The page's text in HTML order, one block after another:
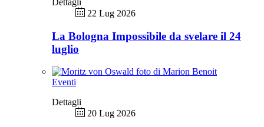
22 Lug 2026
La Bologna Impossibile da svelare il 24
luglio
Eventi
Dettagli
20 Lug 2026